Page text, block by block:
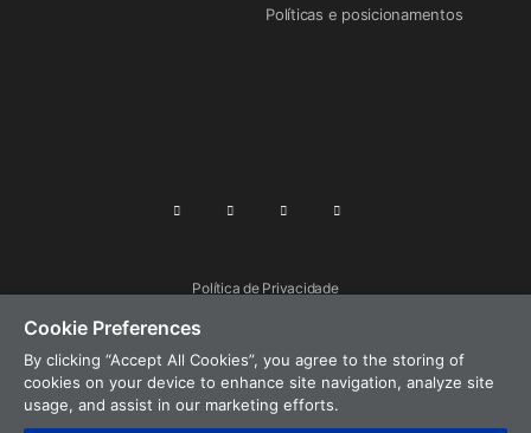
Políticas e posicionamentos
Política de Privacidade
Segurança de produtos
Mapa do Site
Cookie Preferences
By clicking “Accept All Cookies”, you agree to the storing of
cookies on your device to enhance site navigation, analyze site
usage, and assist in our marketing efforts.